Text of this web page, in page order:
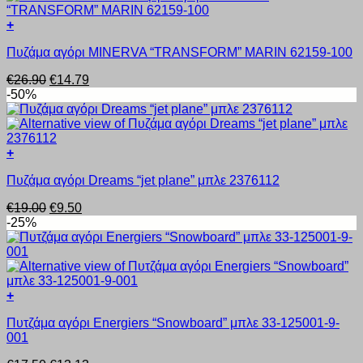
+
το
έχει
πολλαπλές
παραλλαγές.
Οι
επιλογές
μπορούν
επιλεγούν
σελίδα
του
προϊόντος
Πυζάμα αγόρι MINERVA “TRANSFORM” MARIN 62159-100
€26.90 Original
was:
€26.90.
€14.79Η
τιμή
είναι:
-50%
+
το
έχει
πολλαπλές
παραλλαγές.
Οι
επιλογές
μπορούν
να
στη
σελίδα
Πυζάμα αγόρι Dreams “jet plane” μπλε 2376112
€19.00 Original
was:
€9.50Η
τιμή
€9.50.
-25%
+
το
προϊόν
Πυτζάμα αγόρι Energiers “Snowboard” μπλε 33-125001-9-
001